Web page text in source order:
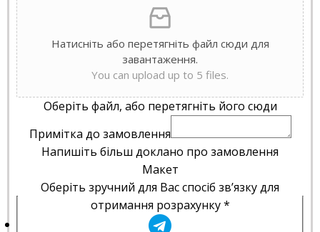
Натисніть або перетягніть файл сюди для
завантаження.
You can upload up to 5 files.
Оберіть файл, або перетягніть його сюди
Примітка до замовлення
Напишіть більш доклано про замовлення
Макет
Оберіть зручний для Вас спосіб зв’язку для
отримання розрахунку*